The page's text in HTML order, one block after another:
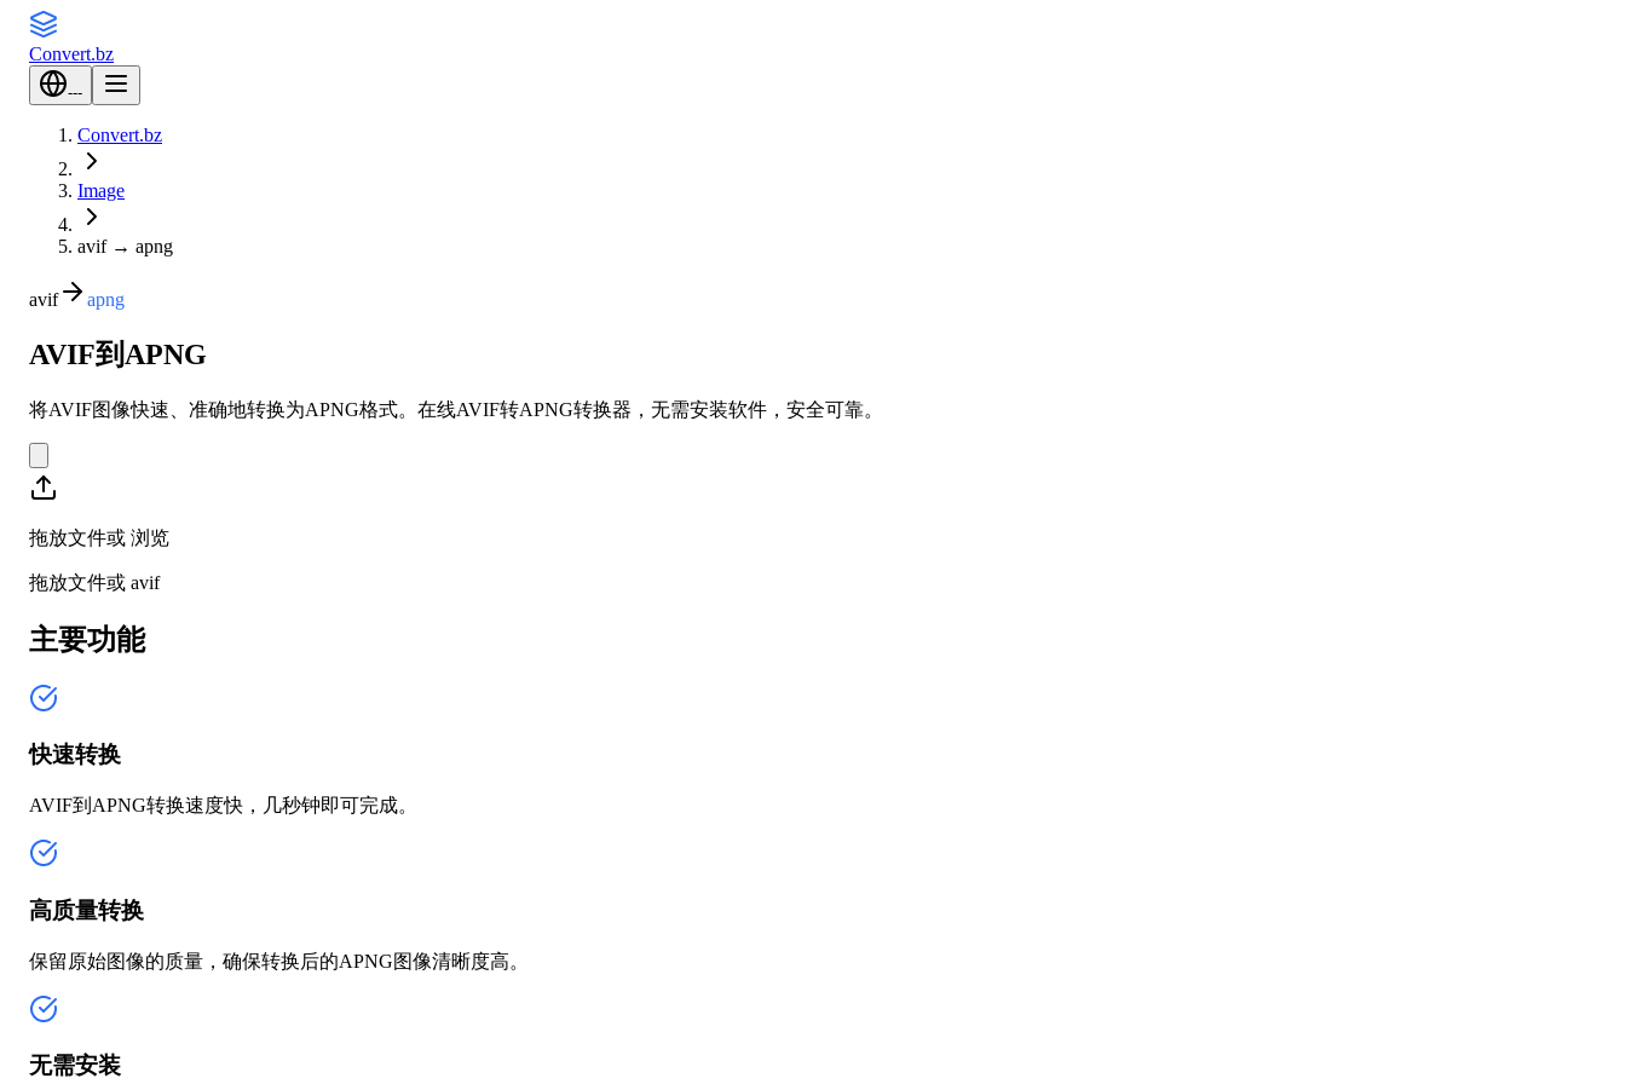
Convert.bz
---
Convert.bz
Image
avif → apng
avif apng
AVIF到APNG
将AVIF图像快速、准确地转换为APNG格式。在线AVIF转APNG转换器，无需安装软件，安全可靠。
拖放文件或 浏览
拖放文件或 avif
主要功能
快速转换
AVIF到APNG转换速度快，几秒钟即可完成。
高质量转换
保留原始图像的质量，确保转换后的APNG图像清晰度高。
无需安装